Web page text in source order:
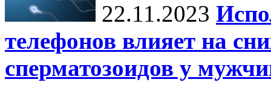
22.11.2023
телефонов влияет на
сперматозоидов у